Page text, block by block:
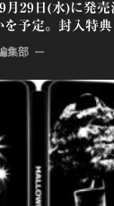
29日(水)に発売
予定。封入特典
集部